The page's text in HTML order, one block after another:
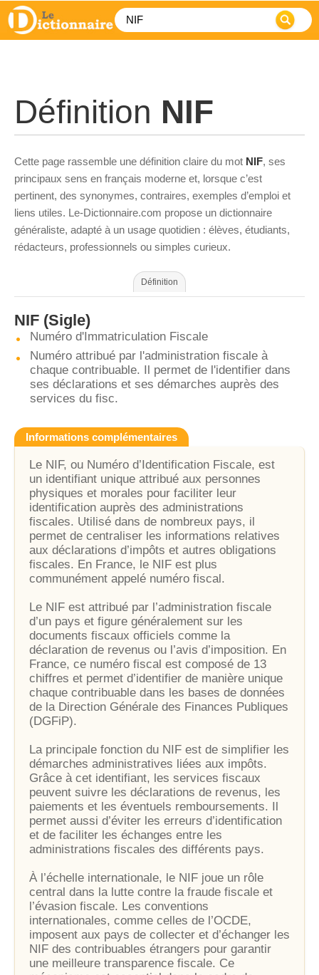
Définition NIF
Cette page rassemble une définition claire du mot NIF, ses
principaux sens en français moderne et, lorsque c’est
pertinent, des synonymes, contraires, exemples d’emploi et
liens utiles. Le-Dictionnaire.com propose un dictionnaire
généraliste, adapté à un usage quotidien : élèves, étudiants,
rédacteurs, professionnels ou simples curieux.
Définition
NIF (Sigle)
Numéro d'Immatriculation Fiscale
Numéro attribué par l'administration fiscale à
chaque contribuable. Il permet de l'identifier dans
ses déclarations et ses démarches auprès des
services du fisc.
Informations complémentaires
Le NIF, ou Numéro d’Identification Fiscale, est
un identifiant unique attribué aux personnes
physiques et morales pour faciliter leur
identification auprès des administrations
fiscales. Utilisé dans de nombreux pays, il
permet de centraliser les informations relatives
aux déclarations d’impôts et autres obligations
fiscales. En France, le NIF est plus
communément appelé numéro fiscal.
Le NIF est attribué par l’administration fiscale
d’un pays et figure généralement sur les
documents fiscaux officiels comme la
déclaration de revenus ou l’avis d’imposition. En
France, ce numéro fiscal est composé de 13
chiffres et permet d’identifier de manière unique
chaque contribuable dans les bases de données
de la Direction Générale des Finances Publiques
(DGFiP).
La principale fonction du NIF est de simplifier les
démarches administratives liées aux impôts.
Grâce à cet identifiant, les services fiscaux
peuvent suivre les déclarations de revenus, les
paiements et les éventuels remboursements. Il
permet aussi d’éviter les erreurs d’identification
et de faciliter les échanges entre les
administrations fiscales des différents pays.
À l’échelle internationale, le NIF joue un rôle
central dans la lutte contre la fraude fiscale et
l’évasion fiscale. Les conventions
internationales, comme celles de l’OCDE,
imposent aux pays de collecter et d’échanger les
NIF des contribuables étrangers pour garantir
une meilleure transparence fiscale. Ce